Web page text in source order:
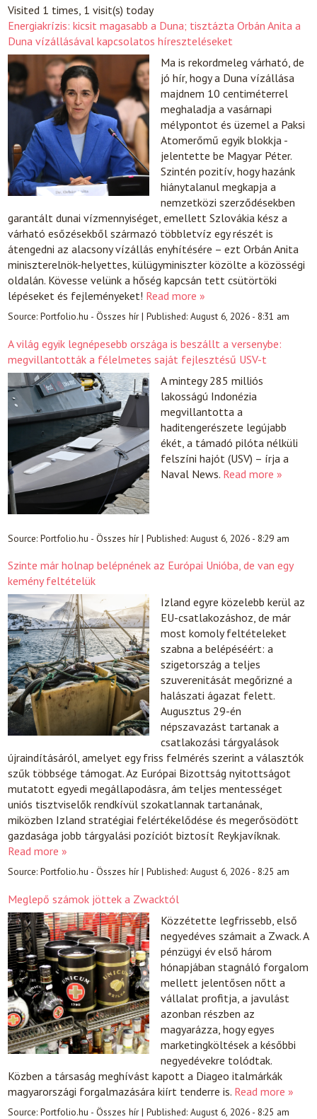
Visited 1 times, 1 visit(s) today
Energiakrízis: kicsit magasabb a Duna; tisztázta Orbán Anita a
Duna vízállásával kapcsolatos híreszteléseket
Ma is rekordmeleg várható, de
jó hír, hogy a Duna vízállása
majdnem 10 centiméterrel
meghaladja a vasárnapi
mélypontot és üzemel a Paksi
Atomerőmű egyik blokkja -
jelentette be Magyar Péter.
Szintén pozitív, hogy hazánk
hiánytalanul megkapja a
nemzetközi szerződésekben
garantált dunai vízmennyiséget, emellett Szlovákia kész a
várható esőzésekből származó többletvíz egy részét is
átengedni az alacsony vízállás enyhítésére – ezt Orbán Anita
miniszterelnök-helyettes, külügyminiszter közölte a közösségi
oldalán. Kövesse velünk a hőség kapcsán tett csütörtöki
lépéseket és fejleményeket! Read more »
Source:Portfolio.hu - Összes hír|Published:August 6, 2026 - 8:31 am
A világ egyik legnépesebb országa is beszállt a versenybe:
megvillantották a félelmetes saját fejlesztésű USV-t
A mintegy 285 milliós
lakosságú Indonézia
megvillantotta a
haditengerészete legújabb
ékét, a támadó pilóta nélküli
felszíni hajót (USV) – írja a
Naval News. Read more »
Source:Portfolio.hu - Összes hír|Published:August 6, 2026 - 8:29 am
Szinte már holnap belépnének az Európai Unióba, de van egy
kemény feltételük
Izland egyre közelebb kerül az
EU-csatlakozáshoz, de már
most komoly feltételeket
szabna a belépéséért: a
szigetország a teljes
szuverenitását megőrizné a
halászati ágazat felett.
Augusztus 29-én
népszavazást tartanak a
csatlakozási tárgyalások
újraindításáról, amelyet egy friss felmérés szerint a választók
szűk többsége támogat. Az Európai Bizottság nyitottságot
mutatott egyedi megállapodásra, ám teljes mentességet
uniós tisztviselők rendkívül szokatlannak tartanának,
miközben Izland stratégiai felértékelődése és megerősödött
gazdasága jobb tárgyalási pozíciót biztosít Reykjavíknak.
Read more »
Source:Portfolio.hu - Összes hír|Published:August 6, 2026 - 8:25 am
Meglepő számok jöttek a Zwacktól
Közzétette legfrissebb, első
negyedéves számait a Zwack. A
pénzügyi év első három
hónapjában stagnáló forgalom
mellett jelentősen nőtt a
vállalat profitja, a javulást
azonban részben az
magyarázza, hogy egyes
marketingköltések a későbbi
negyedévekre tolódtak.
Közben a társaság meghívást kapott a Diageo italmárkák
magyarországi forgalmazására kiírt tenderre is. Read more »
Source:Portfolio.hu - Összes hír|Published:August 6, 2026 - 8:25 am